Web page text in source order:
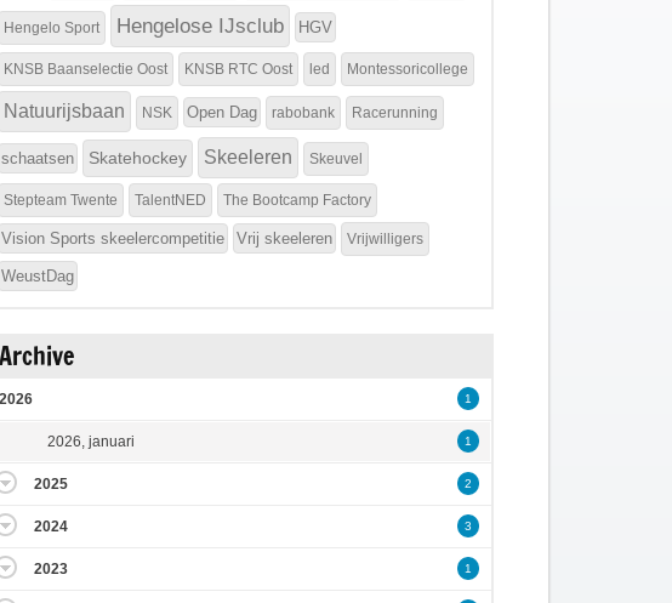
Hengelo Sport Hengelose IJsclub HGV
KNSB Baanselectie Oost KNSB RTC Oost led Montessoricollege
Natuurijsbaan NSK Open Dag rabobank Racerunning
schaatsen Skatehockey Skeeleren Skeuvel
Stepteam Twente TalentNED The Bootcamp Factory
Vision Sports skeelercompetitie Vrij skeeleren Vrijwilligers
WeustDag
Archive
2026 1
2026, januari 1
2025 2
2024 3
2023 1